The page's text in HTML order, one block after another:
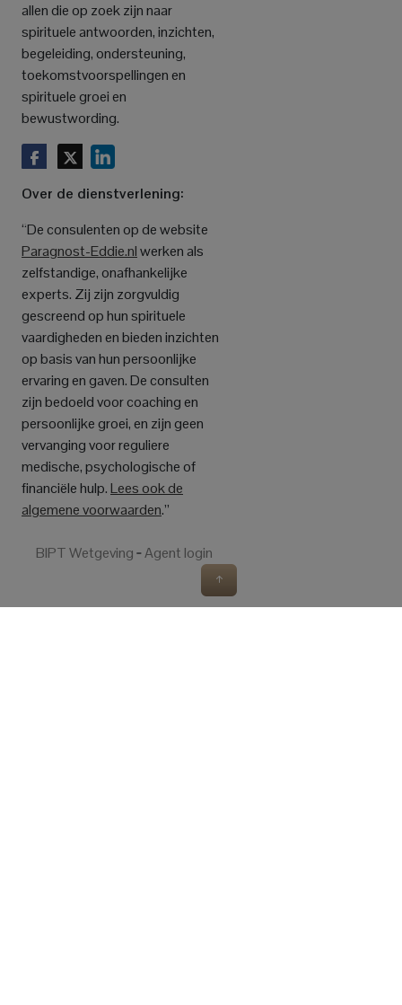
allen die op zoek zijn naar
spirituele antwoorden, inzichten,
begeleiding, ondersteuning,
toekomstvoorspellingen en
spirituele groei en
bewustwording.
Over de dienstverlening:
“De consulenten op de website
Paragnost-Eddie.nlwerken als
zelfstandige, onafhankelijke
experts. Zij zijn zorgvuldig
gescreend op hun spirituele
vaardigheden en bieden inzichten
op basis van hun persoonlijke
ervaring en gaven. De consulten
zijn bedoeld voor coaching en
persoonlijke groei, en zijn geen
vervanging voor reguliere
medische, psychologische of
financiële hulp.Lees ook de
algemene voorwaarden.”
BIPT Wetgeving‐Agent login